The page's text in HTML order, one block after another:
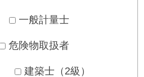
一般計量士
危険物取扱者
建築士（2級）